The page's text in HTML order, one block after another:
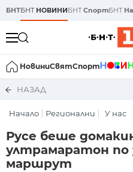
БНТБНТ НОВИНИБНТСпортБНТ
НовиниСвятСпорт
НАЗАД
Начало Регионални У нас
Русе беше
ултрамаратон по
маршрут